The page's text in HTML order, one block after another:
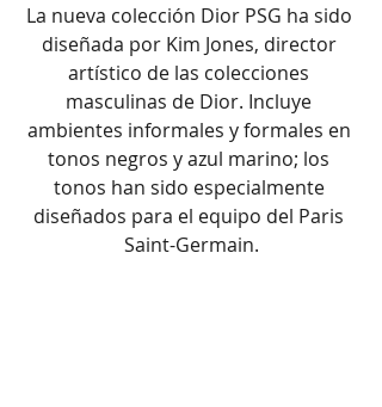
La nueva colección Dior PSG ha sido
diseñada por Kim Jones, director
artístico de las colecciones
masculinas de Dior. Incluye
ambientes informales y formales en
tonos negros y azul marino; los
tonos han sido especialmente
diseñados para el equipo del Paris
Saint-Germain.